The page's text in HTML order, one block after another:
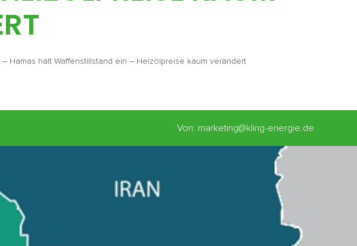
Hamas hält Waffenstillstand ein – Heizölpreise kaum verändert
Von: marketing@kling-energie.de